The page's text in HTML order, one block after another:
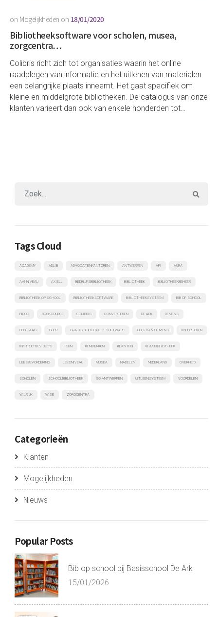
on Mogelijkheden on 18/01/2020
Bibliotheeksoftware voor scholen, musea,
zorgcentra…
Colibris richt zich tot organisaties waarin het online
raadplegen van informatie en het uitlenen van materialen
een belangrijke plaats inneemt. Het gaat specifiek om
kleine en middelgrote bibliotheken. De catalogus van onze
klanten varieert dan ook van enkele honderden tot…
Tags Cloud
ACADEMY ADLIB ADVOCATENKANTOREN ANTWERPEN API AURA
AVI NIVEAU AXIELL BEDRIJFSBIBLIOTHEEK BIBLIOTHEEK BIBLIOTHEEKBEHEER
BIBLIOTHEEK OP SCHOOL BIBLIOTHEEKSOFTWARE BIBLIOTHEEKSYSTEEM BIB OP SCHOOL
BIDOC BOOKSOURCE COLIBRIS CONVERTEREN DE ARK DEMENS
DEN HAAG GDPR GRATIS BIBLIOTHEEK SOFTWARE HUIS VAN DE MENS IMPORTEREN
INSTRUCTIEVIDEO'S ISBN KENMERKEN KLANTEN KLASBIBLIOTHEEK
LEESBEVORDERING LEESNIVEAU MUSEA NADELEN NEDERLAND OVERHEID
SCHOLEN SCHOOLBIBLIOTHEEK SO ANTWERPEN UITLEENSYSTEEM VOORDELEN
WILRIJK WISE ZORGCENTRA
Categorieën
Klanten
Mogelijkheden
Nieuws
Popular Posts
Bib op school bij Basisschool De Ark
15/01/2026